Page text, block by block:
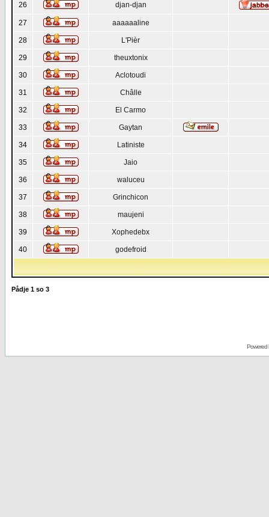
26 djan-djan
27 aaaaaaline
28 L'Pièr
29 theuxtonix
30 Aclotoudi
31 Châlle
32 El Carmo
33 Gaytan
34 Latiniste
35 Jaio
36 waluceu
37 Grinchicon
38 maujeni
39 Xophedebx
40 godefroid
Pådje 1 so 3
Powered